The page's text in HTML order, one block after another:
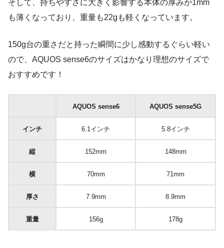
そして、持ちやすさに大きく影響する本体の厚みが1mm
も薄くなっており、重量も22gも軽くなっています。
150g台の重さだと持った瞬間に少し感動するぐらい軽い
ので、AQUOS sense6のサイズはかなり理想のサイズで
おすすめです！
AQUOS sense6 AQUOS sense5G
インチ 6.1インチ 5.8インチ
縦 152mm 148mm
横 70mm 71mm
厚さ 7.9mm 8.9mm
重量 156g 178g